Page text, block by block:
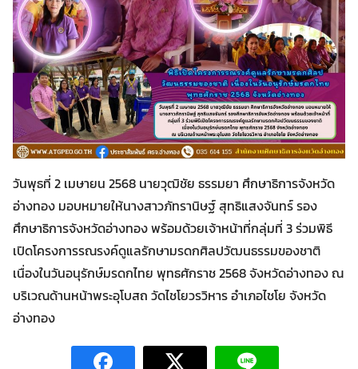
Search
for: Search
วันพุธที่ 2 เมษายน 2568 นายวุฒิชัย ธรรมยา ศึกษาธิการจังหวัด
อ่างทอง มอบหมายให้นางสาวภัทรานิษฐ์ สุทธิแสงจันทร์ รอง
ศึกษาธิการจังหวัดอ่างทอง พร้อมด้วยเจ้าหน้าที่กลุ่มที่ 3 ร่วมพิธี
เปิดโครงการรณรงค์ดูแลรักษามรดกศิลปวัฒนธรรมของชาติ
เนื่องในวันอนุรักษ์มรดกไทย พุทธศักราช 2568 จังหวัดอ่างทอง ณ
บริเวณด้านหน้าพระอุโบสถ วัดไชโยวรวิหาร อำเภอไชโย จังหวัด
อ่างทอง